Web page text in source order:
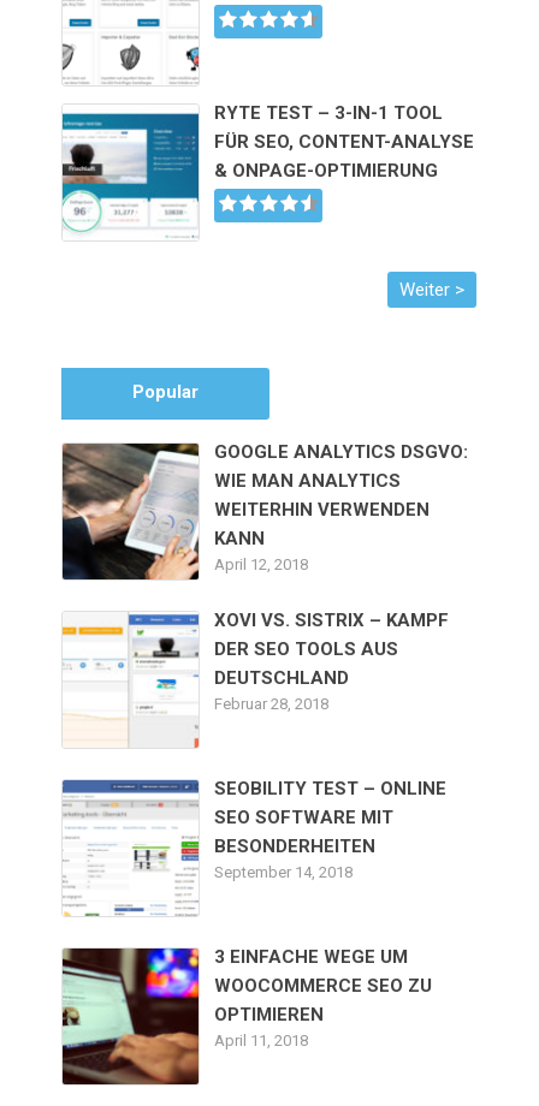
RYTE TEST – 3-IN-1 TOOL
FÜR SEO, CONTENT-ANALYSE
& ONPAGE-OPTIMIERUNG
Popular
GOOGLE ANALYTICS DSGVO:
WIE MAN ANALYTICS
WEITERHIN VERWENDEN
KANN
April 12, 2018
XOVI VS. SISTRIX – KAMPF
DER SEO TOOLS AUS
DEUTSCHLAND
Februar 28, 2018
SEOBILITY TEST – ONLINE
SEO SOFTWARE MIT
BESONDERHEITEN
September 14, 2018
3 EINFACHE WEGE UM
WOOCOMMERCE SEO ZU
OPTIMIEREN
April 11, 2018